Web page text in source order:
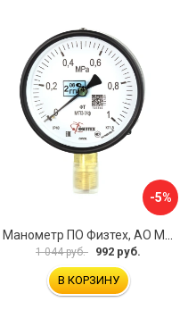
-5%
1 044 руб. 992 руб.
В КОРЗИНУ